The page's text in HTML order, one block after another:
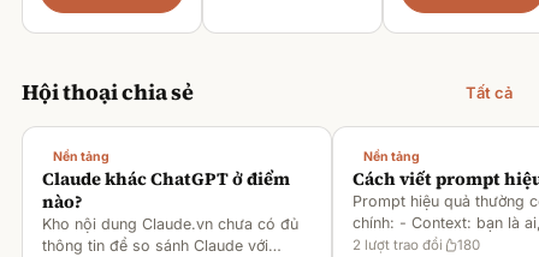
Hội thoại chia sẻ Tất cả
Nền tảng
Claude khác ChatGPT ở điểm
nào?
Kho nội dung Claude.vn chưa có đủ
thông tin để so sánh Claude với
Nền tảng
Cách viết prompt
Prompt hiệu quả thường
chính: - Context: bạn là
gì [1][2][6] - Task: muốn
2 lượt trao đổi 180